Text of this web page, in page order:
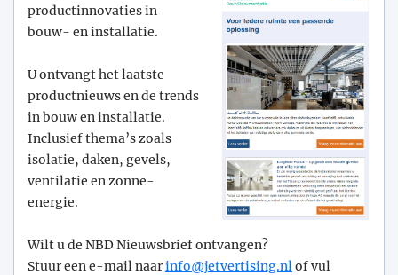
productinnovaties in
bouw- en installatie.
U ontvangt het laatste
productnieuws en de trends
in bouw en installatie.
Inclusief thema’s zoals
isolatie, daken, gevels,
ventilatie en zonne-
energie.
Wilt u de NBD Nieuwsbrief ontvangen?
Stuur een e-mail naarinfo@­jetvertising.nlof vul